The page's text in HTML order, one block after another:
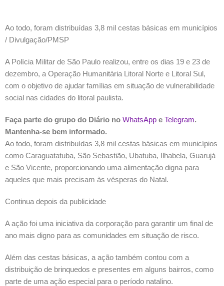
Ao todo, foram distribuídas 3,8 mil cestas básicas em municípios
/ Divulgação/PMSP
A Polícia Militar de São Paulo realizou, entre os dias 19 e 23 de
dezembro, a Operação Humanitária Litoral Norte e Litoral Sul,
com o objetivo de ajudar famílias em situação de vulnerabilidade
social nas cidades do litoral paulista.
Faça parte do grupo do Diário no WhatsApp e Telegram.
Mantenha-se bem informado.
Ao todo, foram distribuídas 3,8 mil cestas básicas em municípios
como Caraguatatuba, São Sebastião, Ubatuba, Ilhabela, Guarujá
e São Vicente, proporcionando uma alimentação digna para
aqueles que mais precisam às vésperas do Natal.
Continua depois da publicidade
A ação foi uma iniciativa da corporação para garantir um final de
ano mais digno para as comunidades em situação de risco.
Além das cestas básicas, a ação também contou com a
distribuição de brinquedos e presentes em alguns bairros, como
parte de uma ação especial para o período natalino.